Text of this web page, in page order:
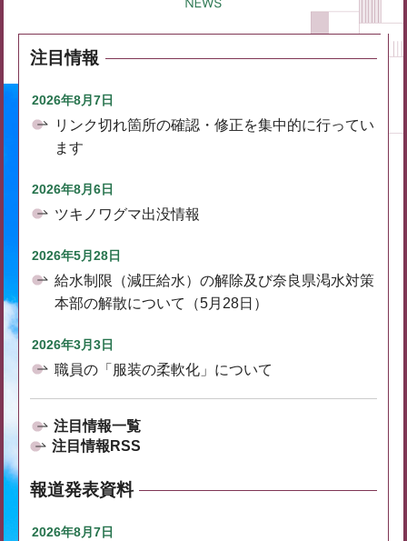
注目情報
2026年8月7日
リンク切れ箇所の確認・修正を集中的に行ってい
ます
2026年8月6日
ツキノワグマ出没情報
2026年5月28日
給水制限（減圧給水）の解除及び奈良県渇水対策
本部の解散について（5月28日）
2026年3月3日
職員の「服装の柔軟化」について
注目情報一覧
注目情報RSS
報道発表資料
2026年8月7日